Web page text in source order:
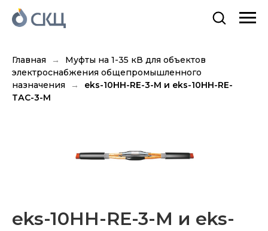
Главная
Муфты на 1-35 кВ для объектов
электроснабжения общепромышленного
назначения
eks-10HH-RE-3-M и eks-10HH-RE-
ТАС-3-M
eks-10HH-RE-3-M и eks-